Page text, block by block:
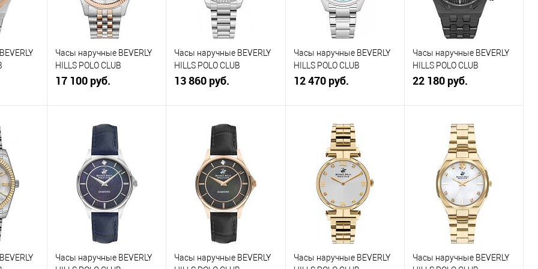
К
В
Часы наручные BEVERLY
HILLS POLO CLUB
BP3082C.530
17 100 руб.
В корзину
Купить в 1
К
сравнению
В избранное
В
наличии
Часы наручные BEVERLY
HILLS POLO CLUB
BP3596C.330
13 860 руб.
В корзину
Купить в 1
К
сравнению
В избранное
В
наличии
Часы наручные BEVERLY
HILLS POLO CLUB
BP3597X.300
12 470 руб.
В корзину
Купить в 1
сравнению
В избранное
В
наличии
Часы наручные BEVERLY
HILLS POLO CLUB
BP3051X.650
22 180 руб.
В корзину
Купить в 1
К
сравнению
В избранное
В
наличии
Часы наручные BEVERLY
Часы наручные BEVERLY
Часы наручные BEVERLY
Часы наручные BEVERLY